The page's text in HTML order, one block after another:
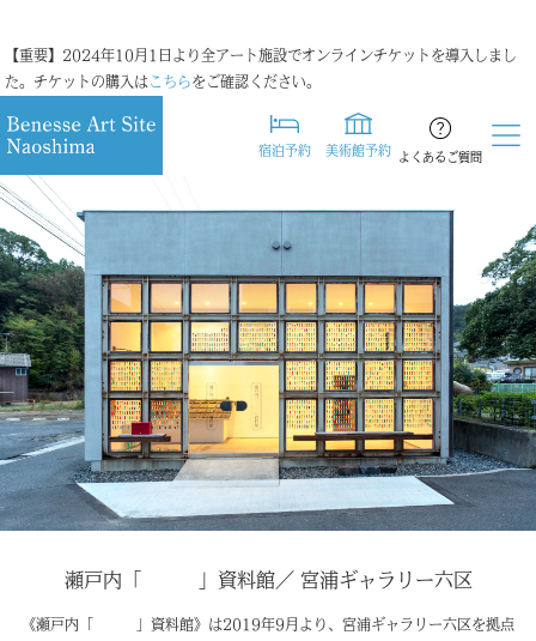
【重要】2024年10月1日より全アート施設でオンラインチケットを導入しまし
た。チケットの購入は こちらをご確認ください。
宿泊予約 美術館予約 よくあるご質問
瀬戸内「 」資料館／ 宮浦ギャラリー六区
《瀬戸内「 」資料館》は2019年9月より、宮浦ギャラリー六区を拠点